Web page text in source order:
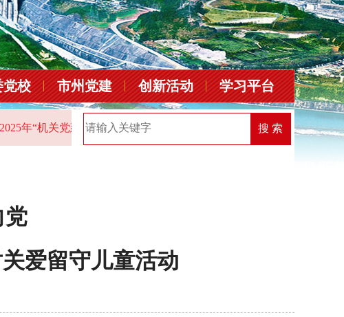
党校 市州党建 创新活动 学习平台
“机关党建创新榜”优秀案例名单 2026年中共湖北省委直属机关工
搜 索
党
爱留守儿童活动